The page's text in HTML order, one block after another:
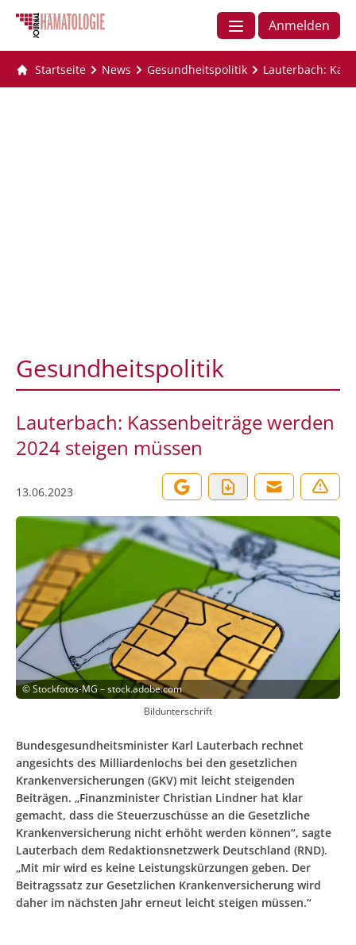
Anmelden
Startseite News Gesundheitspolitik Lauterbach:
Gesundheitspolitik
Lauterbach: Kassenbeiträge werden
2024 steigen müssen
13.06.2023
©Stockfotos-MG – stock.adobe.com
Bildunterschrift
Bundesgesundheitsminister Karl Lauterbach rechnet
angesichts des Milliardenlochs bei den gesetzlichen
Krankenversicherungen (GKV) mit leicht steigenden
Beiträgen. „Finanzminister Christian Lindner hat klar
gemacht, dass die Steuerzuschüsse an die Gesetzliche
Krankenversicherung nicht erhöht werden können“, sagte
Lauterbach dem Redaktionsnetzwerk Deutschland (RND).
„Mit mir wird es keine Leistungskürzungen geben. Der
Beitragssatz zur Gesetzlichen Krankenversicherung wird
daher im nächsten Jahr erneut leicht steigen müssen.“